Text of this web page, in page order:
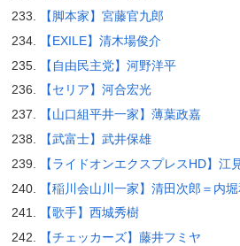
【脚本家】宮藤官九郎
【EXILE】清木場俊介
【自由民主党】河野洋平
【セリア】河合宏光
【山口組平井一家】薄葉政嘉
【武富士】武井保雄
【ライドオンエクスプレスHD】江
【稲川会山川一家】清田次郎＝内
【歌手】西城秀樹
【チェッカーズ】藤井フミヤ